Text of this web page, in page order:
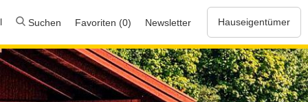
Suchen Favoriten (0) Newsletter Hauseigentümer